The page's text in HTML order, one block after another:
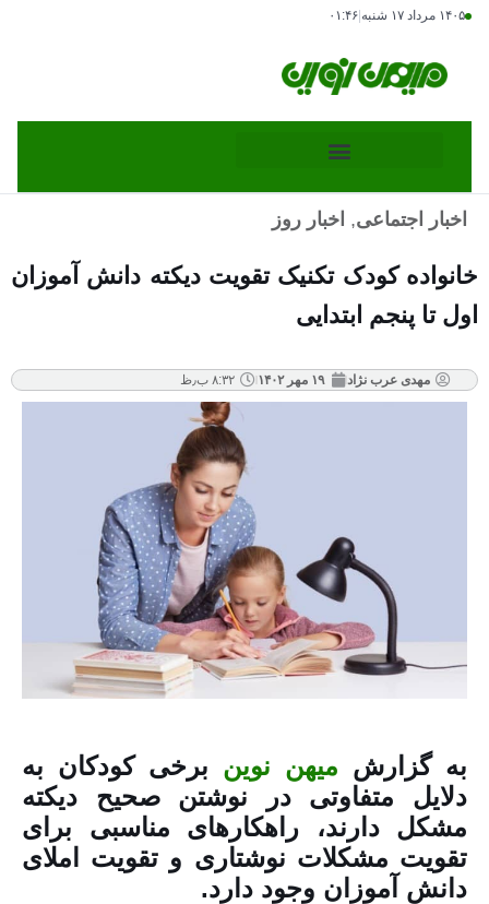
۱۴۰۵ مرداد ۱۷ شنبه ۰۱:۴۶
اخبار اجتماعی, اخبار روز
خانواده کودک تکنیک تقویت دیکته دانش آموزان
اول تا پنجم ابتدایی
مهدی عرب نژاد ۱۹ مهر ۱۴۰۲ ۸:۳۲ ب٫ظ
به گزارش میهن نوین برخی کودکان به
دلایل متفاوتی در نوشتن صحیح دیکته
مشکل دارند، راهکارهای مناسبی برای
تقویت مشکلات نوشتاری و تقویت املای
دانش آموزان وجود دارد.